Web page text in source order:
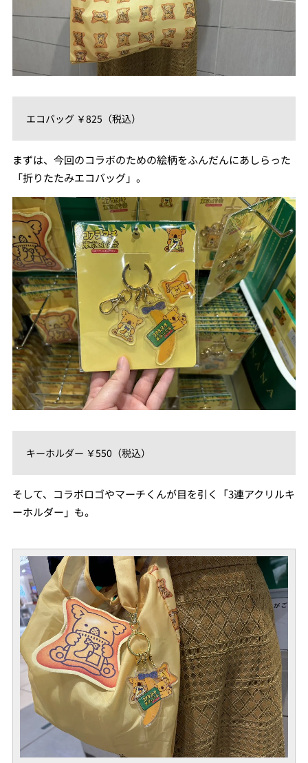
エコバッグ ￥825（税込）
まずは、今回のコラボのための絵柄をふんだんにあしらった
「折りたたみエコバッグ」。
キーホルダー ￥550（税込）
そして、コラボロゴやマーチくんが目を引く「3連アクリルキ
ーホルダー」も。